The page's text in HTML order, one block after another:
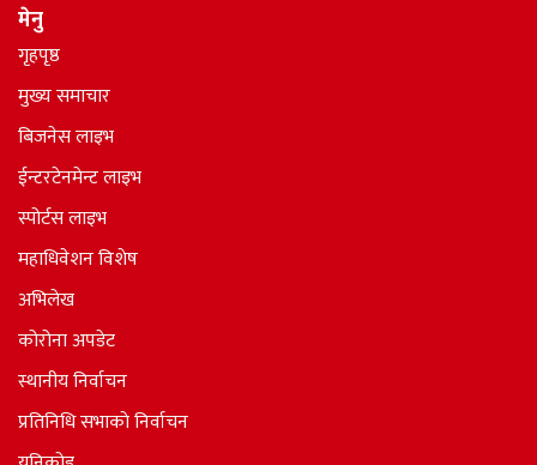
मेनु
गृहपृष्ठ
मुख्य समाचार
बिजनेस लाइभ
ईन्टरटेनमेन्ट लाइभ
स्पोर्टस लाइभ
महाधिवेशन विशेष
अभिलेख
कोरोना अपडेट
स्थानीय निर्वाचन
प्रतिनिधि सभाकाे निर्वाचन